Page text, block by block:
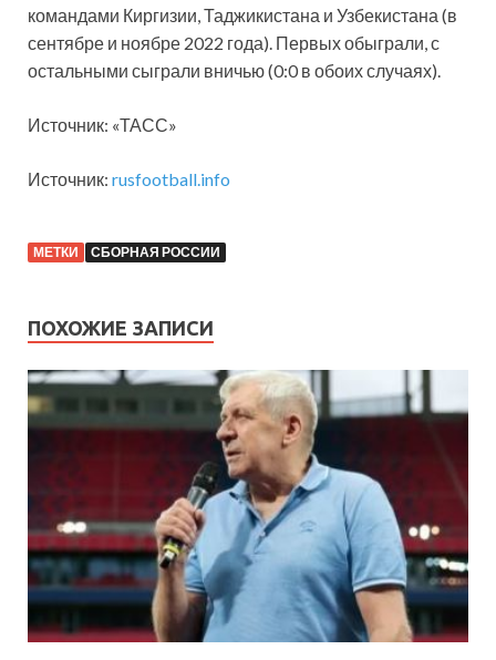
командами Киргизии, Таджикистана и Узбекистана (в
сентябре и ноябре 2022 года). Первых обыграли, с
остальными сыграли вничью (0:0 в обоих случаях).
Источник: «ТАСС»
Источник: rusfootball.info
МЕТКИ СБОРНАЯ РОССИИ
ПОХОЖИЕ ЗАПИСИ